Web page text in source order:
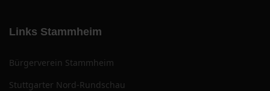
Links Stammheim
Bürgerverein Stammheim
Stuttgarter Nord-Rundschau